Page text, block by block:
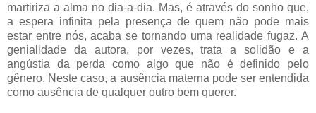
martiriza a alma no dia-a-dia. Mas, é através do sonho que,
a espera infinita pela presença de quem não pode mais
estar entre nós, acaba se tornando uma realidade fugaz. A
genialidade da autora, por vezes, trata a solidão e a
angústia da perda como algo que não é definido pelo
gênero. Neste caso, a ausência materna pode ser entendida
como ausência de qualquer outro bem querer.